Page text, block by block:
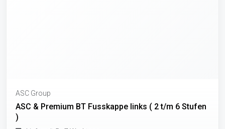
ASC Group
ASC & Premium BT Fusskappe links ( 2 t/m 6 Stufen
)